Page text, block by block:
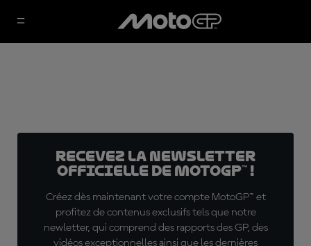
Recevez la Newsletter
officielle de MotoGP™ !
Créez dès maintenant votre compte MotoGP™ et
profitez de contenus exclusifs tels que notre
newletter, qui comprend des rapports des GP, des
vidéos exceptionnelles ainsi que les dernières